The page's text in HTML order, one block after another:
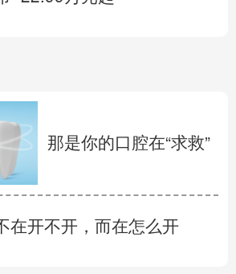
那是你的口腔在“求救”
在开不开，而在怎么开